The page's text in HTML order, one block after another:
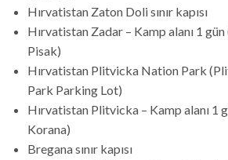
Hırvatistan Zaton Doli sınır kapısı
Hırvatistan Zadar – Kamp alanı 1
Pisak)
Hırvatistan Plitvicka Nation Park
Park Parking Lot)
Hırvatistan Plitvicka – Kamp alanı 1
Korana)
Bregana sınır kapısı